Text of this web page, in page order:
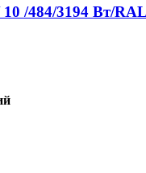
/484/3194 Вт/